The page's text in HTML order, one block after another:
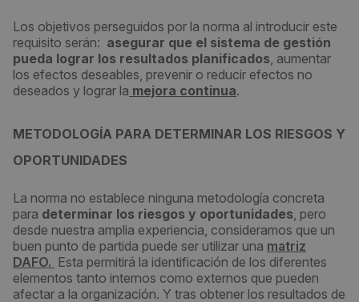
Los objetivos perseguidos por la norma al introducir este
requisito serán: asegurar que el sistema de gestión
pueda lograr los resultados planificados, aumentar
los efectos deseables, prevenir o reducir efectos no
deseados y lograr la mejora continua.
METODOLOGÍA PARA DETERMINAR LOS RIESGOS Y
OPORTUNIDADES
La norma no establece ninguna metodología concreta
para determinar los riesgos y oportunidades, pero
desde nuestra amplia experiencia, consideramos que un
buen punto de partida puede ser utilizar una matriz
DAFO. Esta permitirá la identificación de los diferentes
elementos tanto internos como externos que pueden
afectar a la organización. Y tras obtener los resultados de